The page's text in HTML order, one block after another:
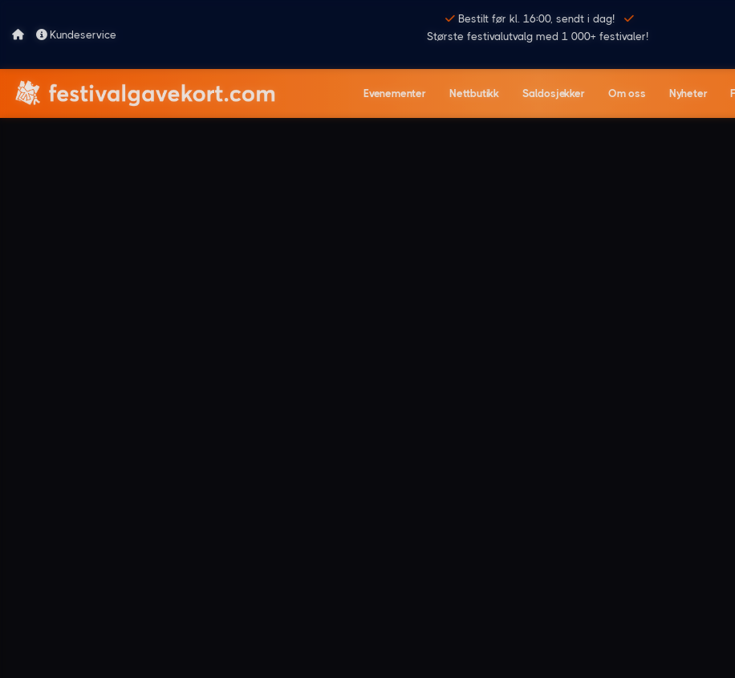
Kundeservice
Bestilt før kl. 16:00, sendt i dag!
Største festivalutvalg med 1 000+ festivaler!
Evenementer Nettbutikk Saldosjekker Om oss Nyheter